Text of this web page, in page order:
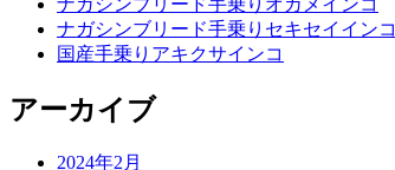
ナガシンブリード手乗りセキセイインコ
国産手乗りアキクサインコ
アーカイブ
2024年2月